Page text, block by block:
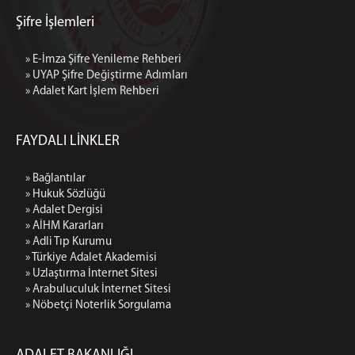
VERGİ MAHKEMESİ
GAZİANTEP İDARE MAHKEMESİ (BAĞLI)
GAZİANTEP VERGİ MAHKEMESİ (BAĞLI)
1 İDARE MAHKEMESİ
3 İDARE MAHKEMESİ
VERGİ MAHKEMESİ
ŞANLIURFA
1 İDARE MAHKEMESİ
2 İDARE MAHKEMESİ
3 İDARE MAHKEMESİ
VERGİ MAHKEMESİ
Şifre İşlemleri
» E-İmza Şifre Yenileme Rehberi
» UYAP Şifre Değiştirme Adımları
» Adalet Kart İşlem Rehberi
FAYDALI LİNKLER
» Bağlantılar
» Hukuk Sözlüğü
» Adalet Dergisi
» AİHM Kararları
» Adli Tıp Kurumu
» Türkiye Adalet Akademisi
» Uzlaştırma İnternet Sitesi
» Arabuluculuk İnternet Sitesi
» Nöbetçi Noterlik Sorgulama